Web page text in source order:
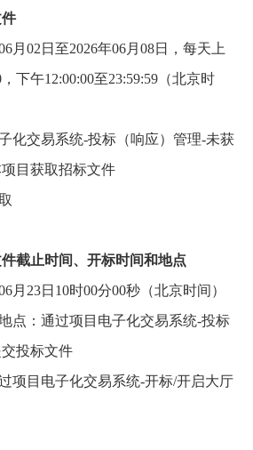
02日至2026年06月08日，每天上
下午12:00:00至23:59:59（北京时
交易系统-投标（响应）管理-未获
目获取招标文件
截止时间、开标时间和地点
23日10时00分00秒（北京时间）
：通过项目电子化交易系统-投标
交投标文件
目电子化交易系统-开标/开启大厅